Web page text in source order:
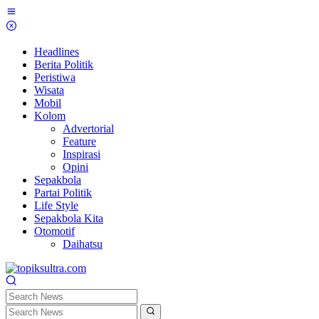
Skip
to
Headlines
Berita Politik
Peristiwa
Wisata
Mobil
Kolom
Advertorial
Feature
Inspirasi
Opini
Sepakbola
Partai Politik
Life Style
Sepakbola Kita
Otomotif
Daihatsu